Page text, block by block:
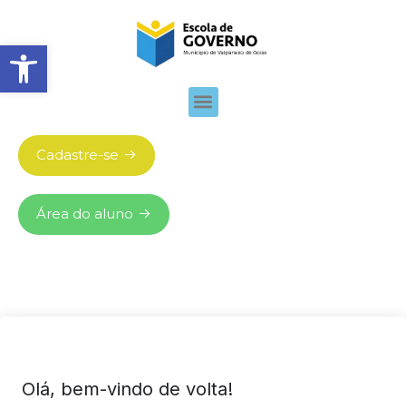
Abrir barra de ferramentas
Cadastre-se
Área do aluno
Olá, bem-vindo de volta!